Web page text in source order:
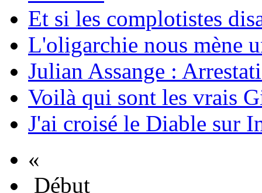
Et si les complotistes
L'oligarchie nous mène
Julian Assange :
Voilà qui sont les vrais
J'ai croisé le Diable sur
«
Début